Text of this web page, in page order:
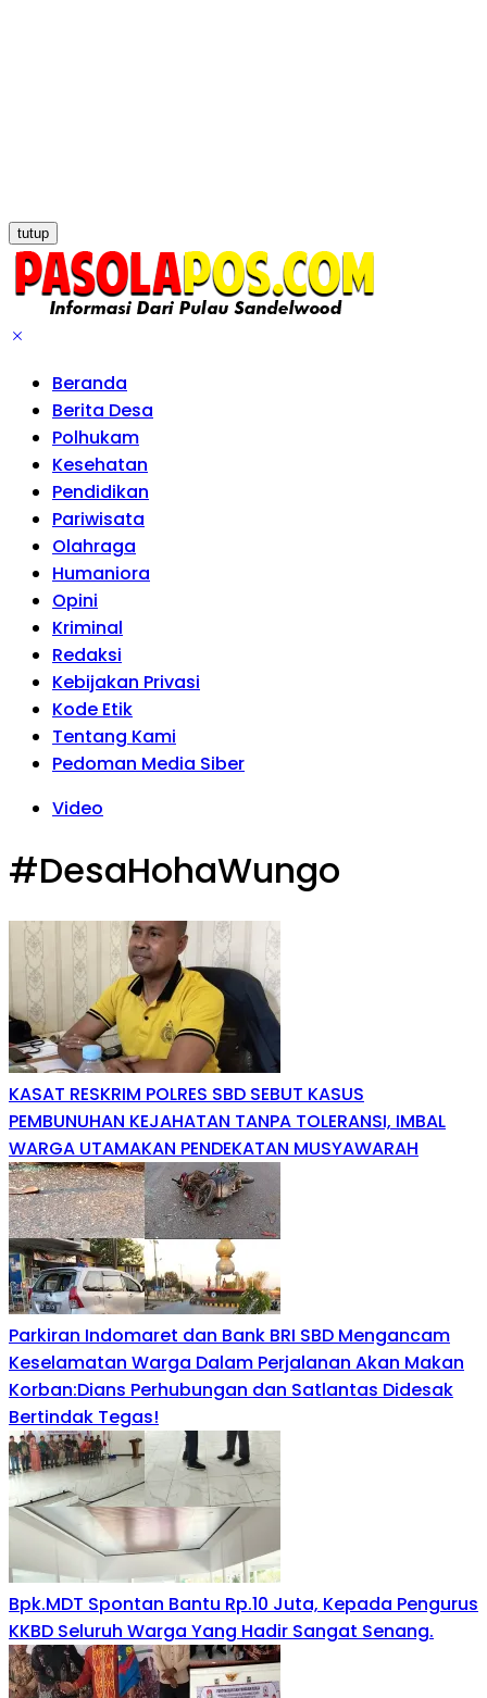
tutup
Beranda
Berita Desa
Polhukam
Kesehatan
Pendidikan
Pariwisata
Olahraga
Humaniora
Opini
Kriminal
Redaksi
Kebijakan Privasi
Kode Etik
Tentang Kami
Pedoman Media Siber
Video
#DesaHohaWungo
KASAT RESKRIM POLRES SBD SEBUT KASUS
PEMBUNUHAN KEJAHATAN TANPA TOLERANSI, IMBAL
WARGA UTAMAKAN PENDEKATAN MUSYAWARAH
Parkiran Indomaret dan Bank BRI SBD Mengancam
Keselamatan Warga Dalam Perjalanan Akan Makan
Korban:Dians Perhubungan dan Satlantas Didesak
Bertindak Tegas!
Bpk.MDT Spontan Bantu Rp.10 Juta, Kepada Pengurus
KKBD Seluruh Warga Yang Hadir Sangat Senang.